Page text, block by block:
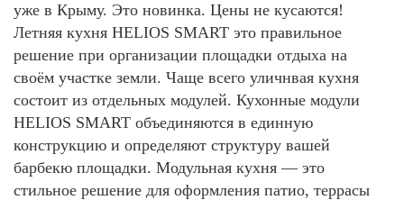
уже в Крыму. Это новинка. Цены не кусаются!
Летняя кухня HELIOS SMART это правильное
решение при организации площадки отдыха на
своём участке земли. Чаще всего уличнвая кухня
состоит из отдельных модулей. Кухонные модули
HELIOS SMART объединяются в единную
конструкцию и определяют структуру вашей
барбекю площадки. Модульная кухня — это
стильное решение для оформления патио, террасы